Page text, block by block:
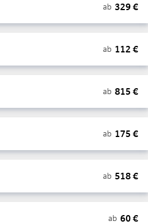
ab 329€
ab 112 €
ab 815 €
ab 175 €
ab 518€
ab 60€